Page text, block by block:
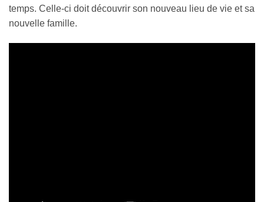
temps. Celle-ci doit découvrir son nouveau lieu de vie et sa
nouvelle famille.